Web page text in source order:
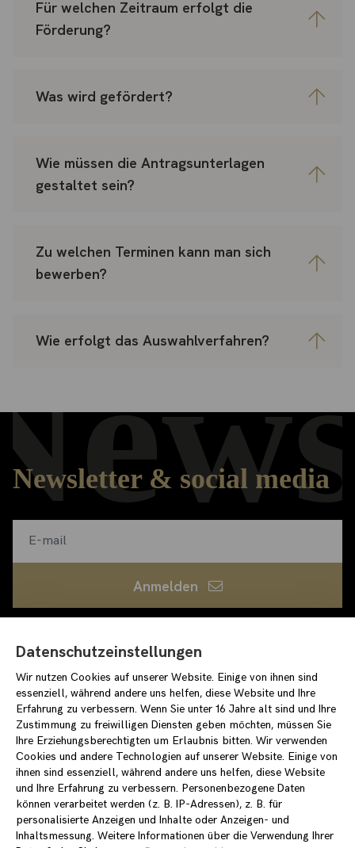
Datenschutzeinstellungen
Wir nutzen Cookies auf unserer Website. Einige von ihnen sind
essenziell, während andere uns helfen, diese Website und Ihre
Erfahrung zu verbessern. Wenn Sie unter 16 Jahre alt sind und Ihre
Zustimmung zu freiwilligen Diensten geben möchten, müssen Sie
Ihre Erziehungsberechtigten um Erlaubnis bitten. Wir verwenden
Cookies und andere Technologien auf unserer Website. Einige von
ihnen sind essenziell, während andere uns helfen, diese Website
und Ihre Erfahrung zu verbessern. Personenbezogene Daten
können verarbeitet werden (z. B. IP-Adressen), z. B. für
personalisierte Anzeigen und Inhalte oder Anzeigen- und
Inhaltsmessung. Weitere Informationen über die Verwendung Ihrer
Für welchen Zeitraum erfolgt die
Förderung?
Was wird gefördert?
Wie müssen die Antragsunterlagen
gestaltet sein?
Zu welchen Terminen kann man sich
bewerben?
Wie erfolgt das Auswahlverfahren?
Newsletter & social media
Anmelden
damit einverstanden
loewenpalais-events.de
/stiftungstarke
/stiftung_starke
ImpressumDatenschutzerklärung
Einverständniserklärung für Newslettereintrag Covid-Konzept